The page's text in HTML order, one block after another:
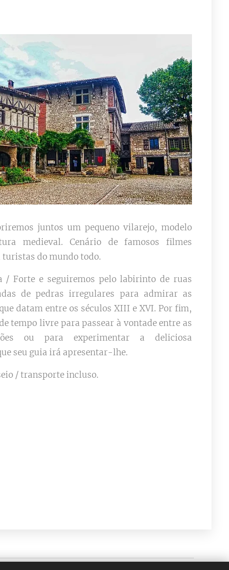
juntos um pequeno vilarejo, modelo
medieval. Cenário de famosos filmes
turistas do mundo todo.
/ Forte e seguiremos pelo labirinto de ruas
de pedras irregulares para admirar as
datam entre os séculos XIII e XVI. Por fim,
tempo livre para passear à vontade entre as
ou para experimentar a deliciosa
seu guia irá apresentar-lhe.
/ transporte incluso.